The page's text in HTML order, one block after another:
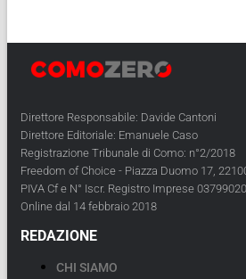
Direttore Responsabile: Davide Cantoni
Direttore Editoriale: Emanuele Caso
Registrazione Tribunale di Como: n°2/2018
Freedom of Choice - Piazza Duomo 17,
PIVA Cf e N° Iscr. Registro Imprese
Online dal 14 febbraio 2018
REDAZIONE
CHI SIAMO